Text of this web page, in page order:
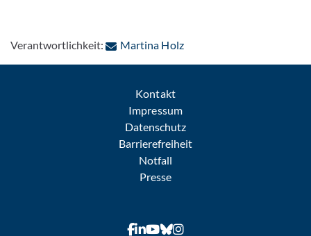
Verantwortlichkeit: Martina Holz: Per E-Mail kontaktieren
Kontakt
Impressum
Datenschutz
Barrierefreiheit
Notfall
Presse